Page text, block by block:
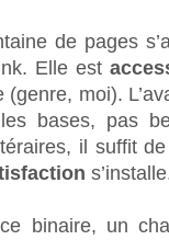
de pages
Elle est
moi).
bases, pas
il suffit
binaire, un